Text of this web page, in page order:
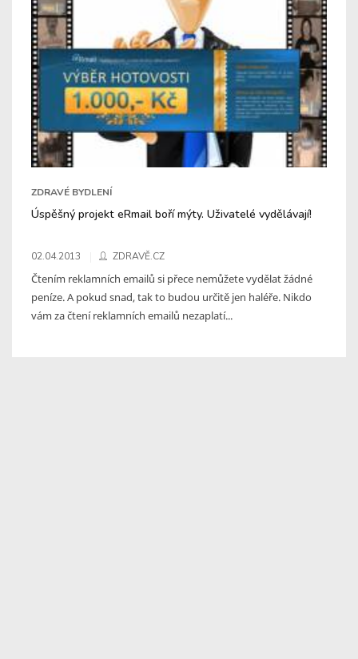
ZDRAVÉ BYDLENÍ
Úspěšný projekt eRmail boří mýty. Uživatelé vydělávají!
02.04.2013 ZDRAVĚ.CZ
Čtením reklamních emailů si přece nemůžete vydělat žádné
peníze. A pokud snad, tak to budou určitě jen haléře. Nikdo
vám za čtení reklamních emailů nezaplatí...